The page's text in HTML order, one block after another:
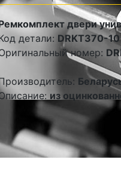
двери
детали: DRKT370-10
номер:
из